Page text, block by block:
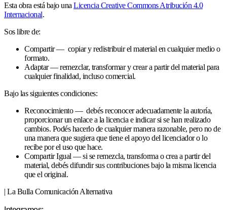
Esta obra está bajo una Licencia Creative Commons Atribución 4.0
Internacional.
Sos libre de:
Compartir — copiar y redistribuir el material en cualquier medio o
formato.
Adaptar — remezclar, transformar y crear a partir del material para
cualquier finalidad, incluso comercial.
Bajo las siguientes condiciones:
Reconocimiento — debés reconocer adecuadamente la autoría,
proporcionar un enlace a la licencia e indicar si se han realizado
cambios. Podés hacerlo de cualquier manera razonable, pero no de
una manera que sugiera que tiene el apoyo del licenciador o lo
recibe por el uso que hace.
Compartir Igual — si se remezcla, transforma o crea a partir del
material, debés difundir sus contribuciones bajo la misma licencia
que el original.
| La Bulla Comunicación Alternativa